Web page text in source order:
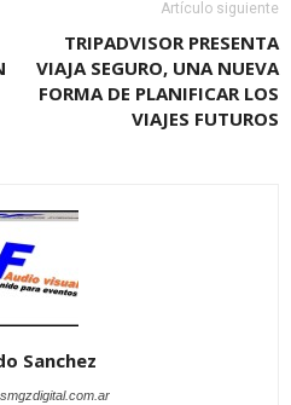
Artículo siguiente
TRIPADVISOR PRESENTA
VIAJA SEGURO, UNA NUEVA
FORMA DE PLANIFICAR LOS
VIAJES FUTUROS
Sanchez